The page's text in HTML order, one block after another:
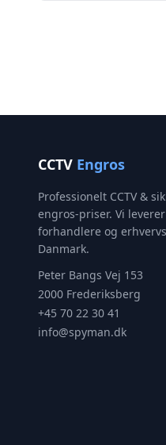
CCTV Engros
Professionelt CCTV &
engros-priser. Vi
forhandlere og
Danmark.
Peter Bangs Vej 153
2000 Frederiksberg
+45 70 22 30 41
info@spyman.dk